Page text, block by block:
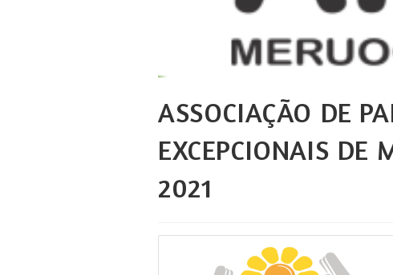
ASSOCIAÇÃO DE
EXCEPCIONAIS
2021